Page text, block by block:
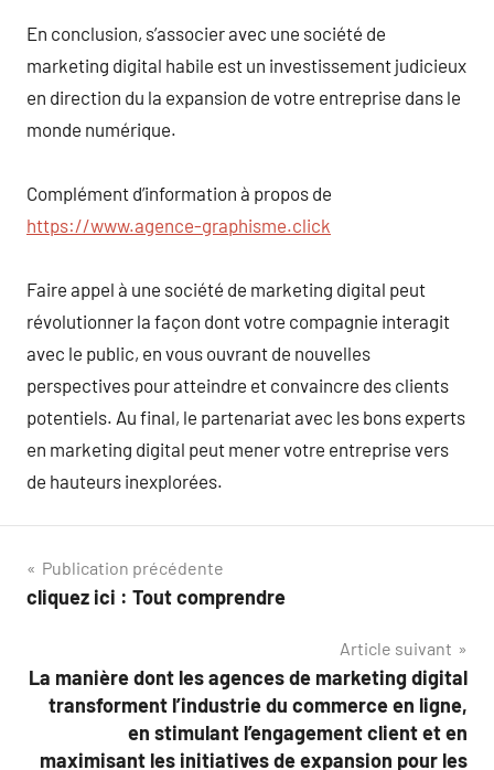
En conclusion, s’associer avec une société de
marketing digital habile est un investissement judicieux
en direction du la expansion de votre entreprise dans le
monde numérique.
Complément d’information à propos de
https://www.agence-graphisme.click
Faire appel à une société de marketing digital peut
révolutionner la façon dont votre compagnie interagit
avec le public, en vous ouvrant de nouvelles
perspectives pour atteindre et convaincre des clients
potentiels. Au final, le partenariat avec les bons experts
en marketing digital peut mener votre entreprise vers
de hauteurs inexplorées.
Navigation
de
Publication précédente
cliquez ici : Tout comprendre
Article suivant
La manière dont les agences de marketing digital
transforment l’industrie du commerce en ligne,
en stimulant l’engagement client et en
maximisant les initiatives de expansion pour les